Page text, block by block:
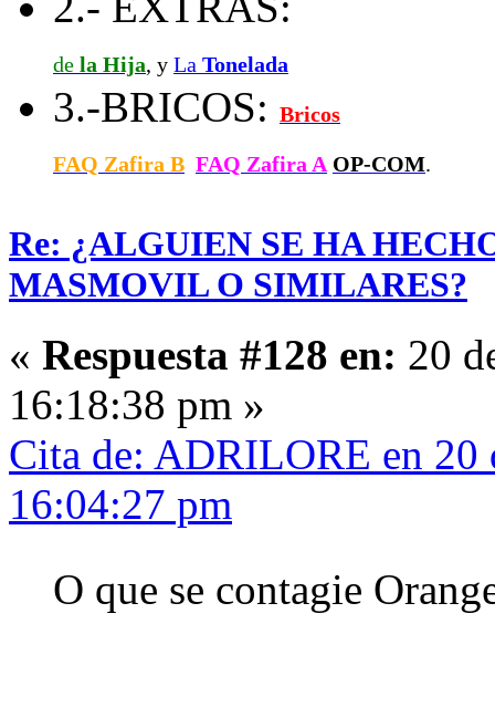
de la Hija, y La Tonelada
3.-BRICOS: Bricos
FAQ Zafira B FAQ Zafira A OP-COM.
Re: ¿ALGUIEN SE HA
MASMOVIL O SIMILARES?
« Respuesta #128 en: 20
16:18:38 pm »
Cita de: ADRILORE en 20
16:04:27 pm
O que se contagie